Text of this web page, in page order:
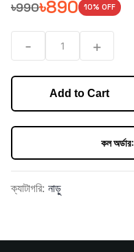
৳990৳890 10% OFF
- 1 +
Add to Cart
কল অর্ডার:
ক্যাটাগরি: নাড়ু